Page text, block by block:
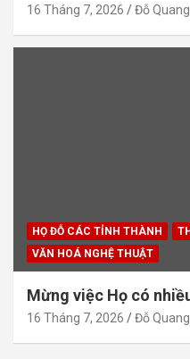
16 Tháng 7, 2026 Đỗ
HỌ ĐỖ CÁC TỈNH THÀNH
VĂN HOÁ NGHỆ THUẬT
Mừng việc Họ có
16 Tháng 7, 2026 Đỗ